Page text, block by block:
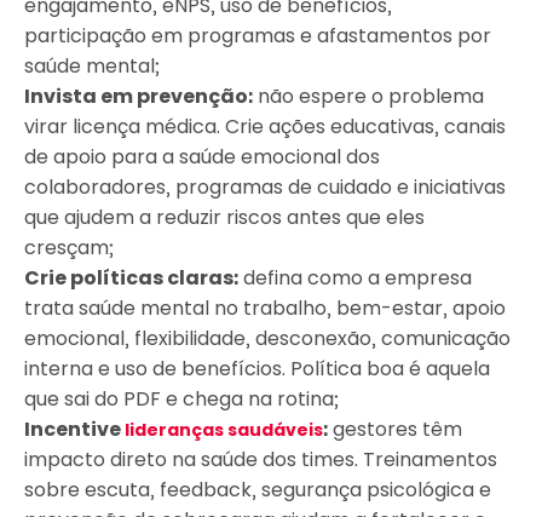
engajamento, eNPS, uso de benefícios,
participação em programas e afastamentos por
saúde mental;
Invista em prevenção: não espere o problema
virar licença médica. Crie ações educativas, canais
de apoio para a saúde emocional dos
colaboradores, programas de cuidado e iniciativas
que ajudem a reduzir riscos antes que eles
cresçam;
Crie políticas claras:defina como a empresa
trata saúde mental no trabalho, bem-estar, apoio
emocional, flexibilidade, desconexão, comunicação
interna e uso de benefícios. Política boa é aquela
que sai do PDF e chega na rotina;
Incentive lideranças saudáveis:gestores têm
impacto direto na saúde dos times. Treinamentos
sobre escuta, feedback, segurança psicológica e